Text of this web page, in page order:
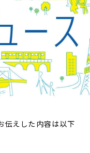
伝えした内容は以下